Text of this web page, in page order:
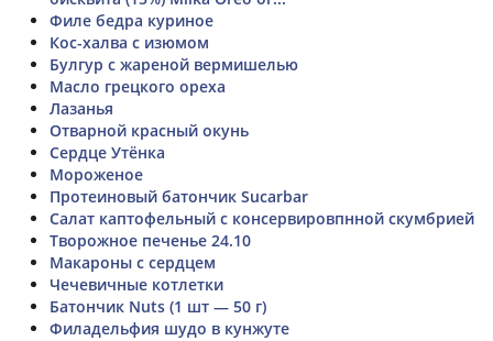
Филе бедра куриное
Кос-халва с изюмом
Булгур с жареной вермишелью
Масло грецкого ореха
Лазанья
Отварной красный окунь
Сердце Утёнка
Мороженое
Протеиновый батончик Sucarbar
Салат каптофельный с консервировпнной скумбрией
Творожное печенье 24.10
Макароны с сердцем
Чечевичные котлетки
Батончик Nuts (1 шт — 50 г)
Филадельфия шудо в кунжуте